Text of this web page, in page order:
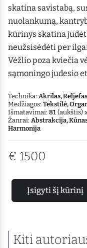
skatina savistabą,
nuolankumą,
kūrinys skatina
neužsisėdėti per
Vėžlio poza kviečia
sąmoningo judesio
Technika: Akrilas,
Medžiagos: Tekstilė,
Išmatavimai: 81 (aukštis)
Žanrai: Abstrakcija,
Harmonija
€ 1500
Įsigyti šį kūrinį
Kiti